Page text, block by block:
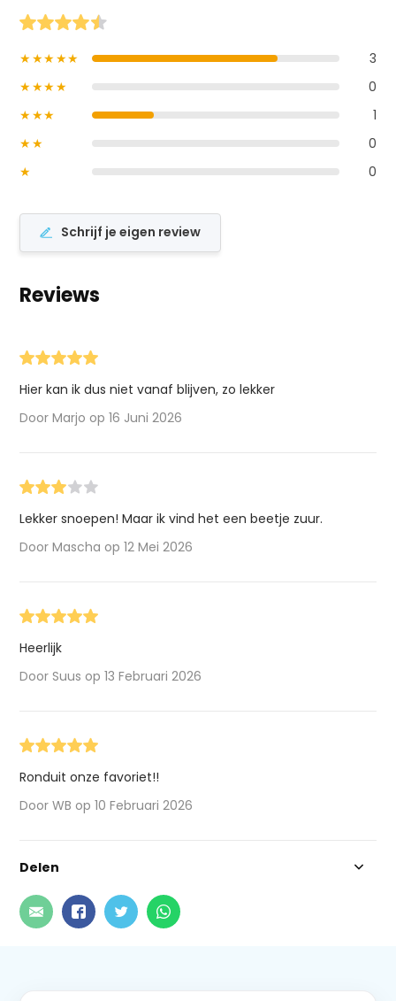
★★★★★
3
★★★★
0
★★★
1
★★
0
★
0
Schrijf je eigen review
Reviews
Hier kan ik dus niet vanaf blijven, zo lekker
Door Marjo op 16 Juni 2026
Lekker snoepen! Maar ik vind het een beetje zuur.
Door Mascha op 12 Mei 2026
Heerlijk
Door Suus op 13 Februari 2026
Ronduit onze favoriet!!
Door WB op 10 Februari 2026
Delen